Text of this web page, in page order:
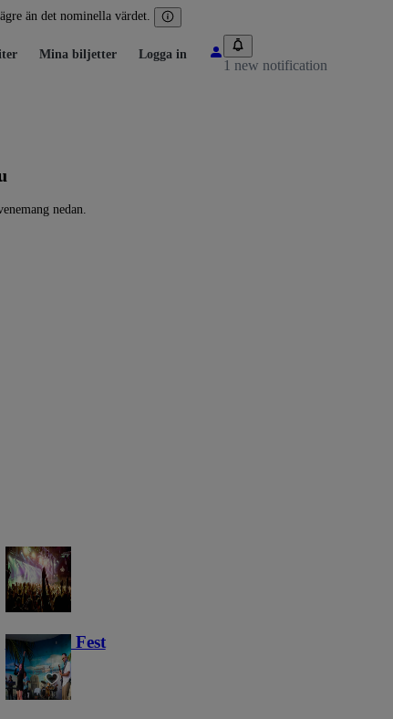
än det nominella värdet.
Mina biljetter Logga in
1 new notification
nedan.
Haunted Fest
59